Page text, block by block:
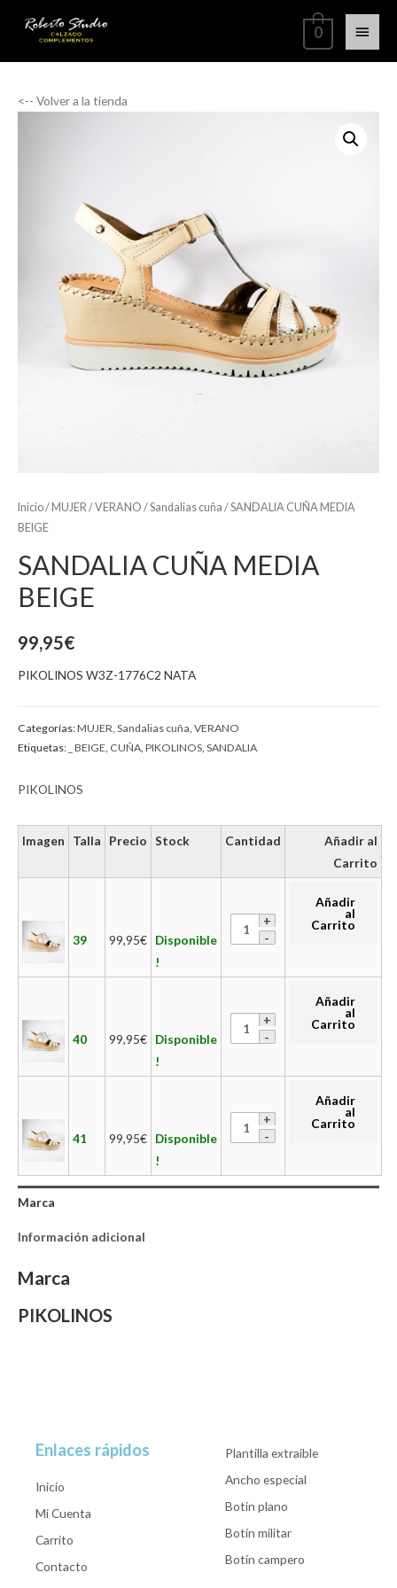
0
<-- Volver a la tienda
Inicio/ MUJER /VERANO /Sandalias cuña / SANDALIA CUÑA MEDIA
BEIGE
SANDALIA CUÑA MEDIA
BEIGE
99,95€
PIKOLINOS W3Z-1776C2 NATA
Categorías:MUJER Sandalias cuña VERANO
Etiquetas: _ BEIGE CUÑA PIKOLINOS SANDALIA
PIKOLINOS
Imagen Talla Precio Stock Cantidad
Añadir al
Carrito
39 99,95€ Disponible
!
Añadir
al
Carrito
40 99,95€ Disponible
!
Añadir
al
Carrito
41 99,95€ Disponible
!
Añadir
al
Carrito
Marca
Información adicional
Marca
PIKOLINOS
Enlaces rápidos
Inicio
Mi Cuenta
Carrito
Contacto
Plantilla extraible
Ancho especial
Botín plano
Botín militar
Botín campero